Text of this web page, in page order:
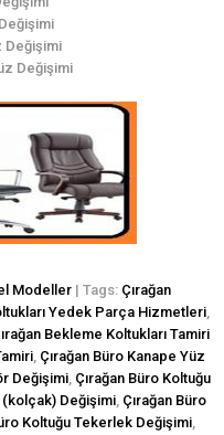
Değişimi
Değişimi
Modeller | Tags: Çırağan
Yedek Parça Hizmetleri,
Bekleme Koltukları Tamiri
, Çırağan Büro Kanape Yüz
Değişimi, Çırağan Büro Koltuğu
(kolçak) Değişimi, Çırağan Büro
Koltuğu Tekerlek Değişimi,